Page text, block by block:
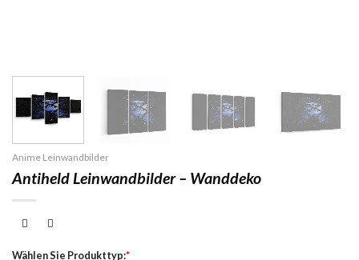
Anime Leinwandbilder
Antiheld Leinwandbilder – Wanddeko
Wählen Sie Produkttyp:*